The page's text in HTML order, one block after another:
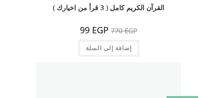
القرآن الكريم كامل ( 3 قرأ من اخيارك )
770EGP السعر
الأصلي
هو:
770 EGP.
99 EGP
هو:
إضافة إلى السلة